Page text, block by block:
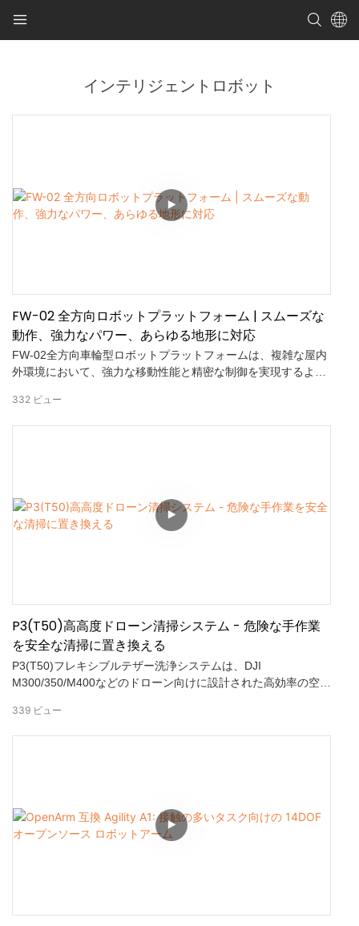
インテリジェントロボット
FW-02 全方向ロボットプラットフォーム | スムーズな
動作、強力なパワー、あらゆる地形に対応
FW-02全方向車輪型ロボットプラットフォームは、複雑な屋内
外環境において、強力な移動性能と精密な制御を実現するよう
したFW-02は、スムーズな横方向移動、斜め方向への遷移、そ
して安定したその場での回転を可能にします。強力な駆動力と
頼できる基盤となります。
332 ビュー
P3(T50)高高度ドローン清掃システム - 危険な手作業
を安全な清掃に置き換える
P3(T50)フレキシブルテザー洗浄システムは、DJI
M300/350/M400などのドローン向けに設計された高効率の空中
により、危険な高所作業による手作業を、ドローンによる迅
速、安全、かつ精密な洗浄に置き換えることができます。
339 ビュー